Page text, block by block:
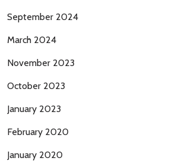
September 2024
March 2024
November 2023
October 2023
January 2023
February 2020
January 2020